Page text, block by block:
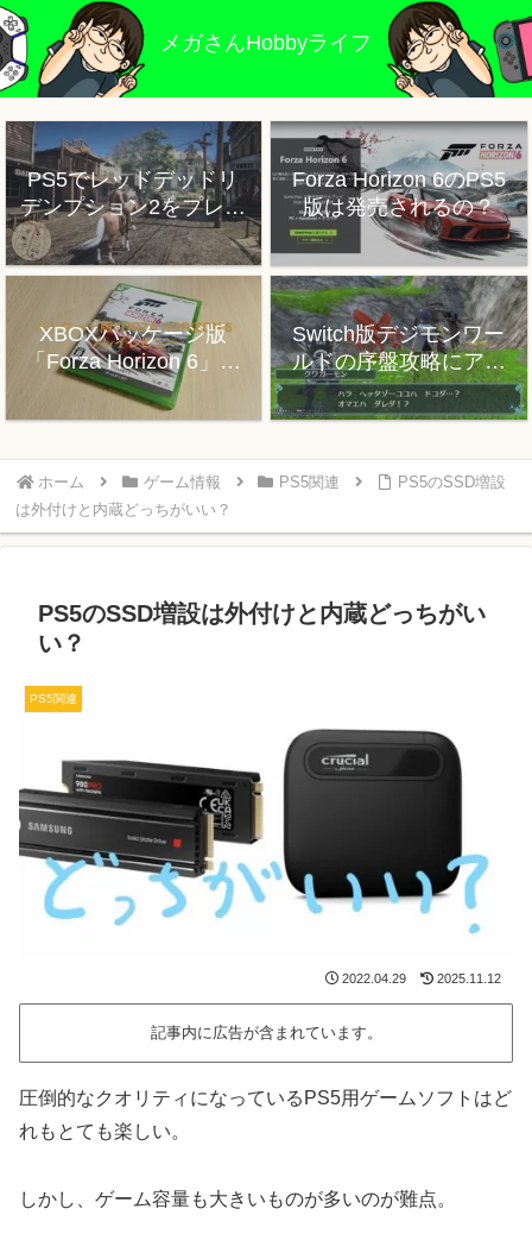
メガさんHobbyライフ
PS5でレッドデッドリ
デンプション2をプレイ
した感想
Forza Horizon 6のPS5
版は発売されるの？
XBOXパッケージ版
「Forza Horizon 6」プ
レイレビュー
Switch版デジモンワー
ルドの序盤攻略にアド
バイス
ホーム ゲーム情報 PS5関連
PS5のSSD増設
は外付けと内蔵どっちがいい？
PS5のSSD増設は外付けと内蔵どっちがい
い？
PS5関連
2022.04.29 2025.11.12
記事内に広告が含まれています。
圧倒的なクオリティになっているPS5用ゲームソフトはど
れもとても楽しい。
しかし、ゲーム容量も大きいものが多いのが難点。